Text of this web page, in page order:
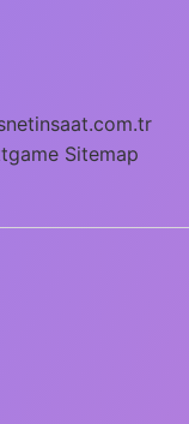
Sitemap